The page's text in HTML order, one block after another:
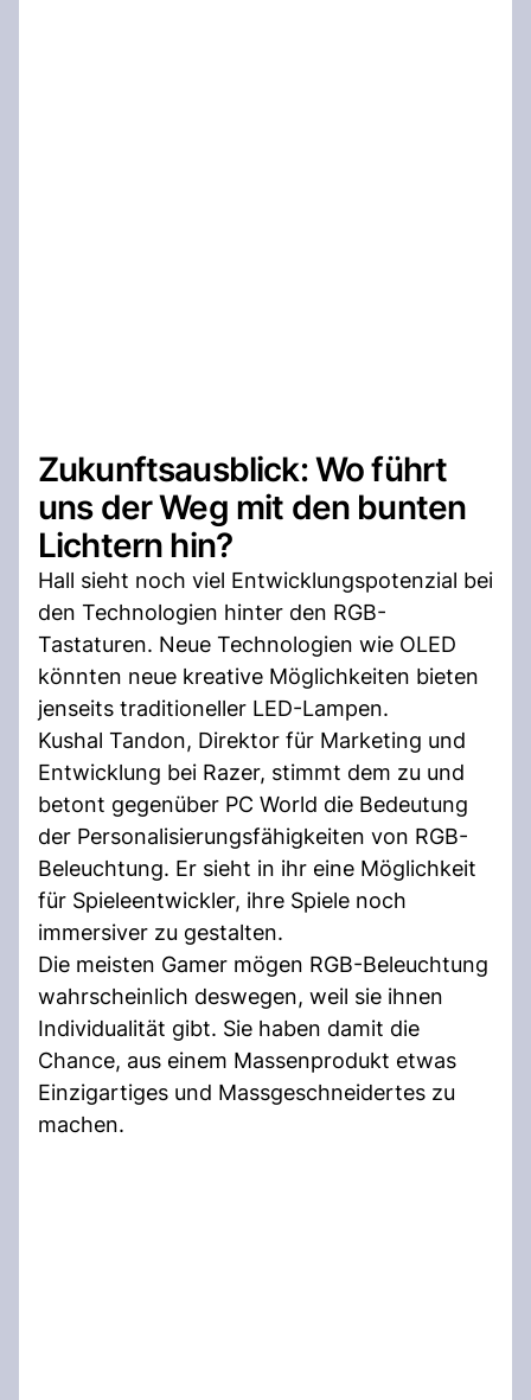
Zukunftsausblick: Wo führt
uns der Weg mit den bunten
Lichtern hin?
Hall sieht noch viel Entwicklungspotenzial bei
den Technologien hinter den RGB-
Tastaturen. Neue Technologien wie OLED
könnten neue kreative Möglichkeiten bieten
jenseits traditioneller LED-Lampen.
Kushal Tandon, Direktor für Marketing und
Entwicklung bei Razer, stimmt dem zu und
betont gegenüber PC World die Bedeutung
der Personalisierungsfähigkeiten von RGB-
Beleuchtung. Er sieht in ihr eine Möglichkeit
für Spieleentwickler, ihre Spiele noch
immersiver zu gestalten.
Die meisten Gamer mögen RGB-Beleuchtung
wahrscheinlich deswegen, weil sie ihnen
Individualität gibt. Sie haben damit die
Chance, aus einem Massenprodukt etwas
Einzigartiges und Massgeschneidertes zu
machen.